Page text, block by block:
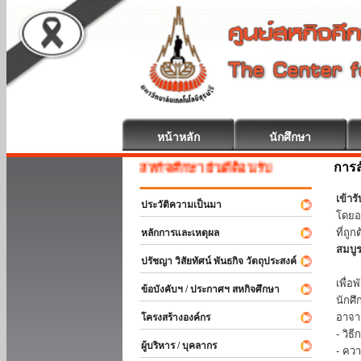
หน้าหลัก นักศึกษา
สหกิจศึกษา ยินดีต้อนรับ
ประวัติความเป็นมา
หลักการและเหตุผล
ปรัชญา วิสัยทัศน์ พันธกิจ วัตถุประสงค์
ข้อบังคับฯ / ประกาศฯ สหกิจศึกษา
โครงสร้างองค์กร
ผู้บริหาร / บุคลากร
การ
เข้า
โดย
ที่ถูก
สมบู
เพื่อ
นักศึ
อาจ
- วิธี
- คว